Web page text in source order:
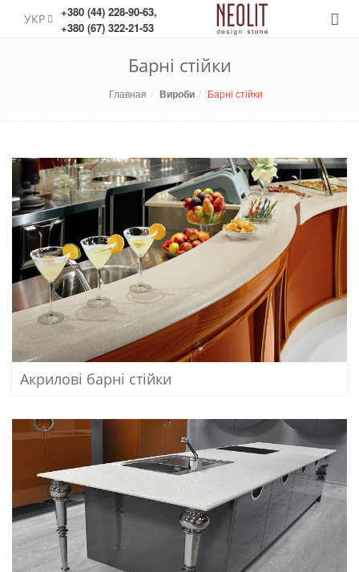
УКР +380 (44) 228-90-63,
+380 (67) 322-21-53
Меню
Барні стійки
Главная Вироби Барні стійки
Акрилові барні стійки